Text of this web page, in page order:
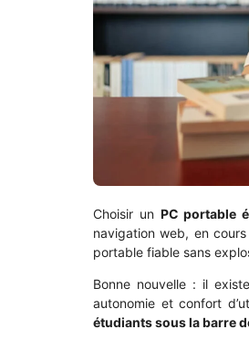
Choisir un PC portable
navigation web, en
portable fiable sans
Bonne nouvelle : il
autonomie et confort
étudiants sous la barre